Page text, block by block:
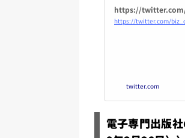
https://twitter.com/
https://twitter.com/
twitter.com
電子専門出版